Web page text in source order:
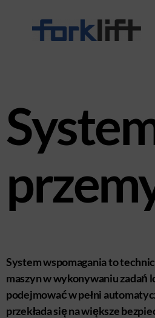
System wspomagania to
maszyn w wykonywaniu zadań
podejmować w pełni
przekłada się na większe